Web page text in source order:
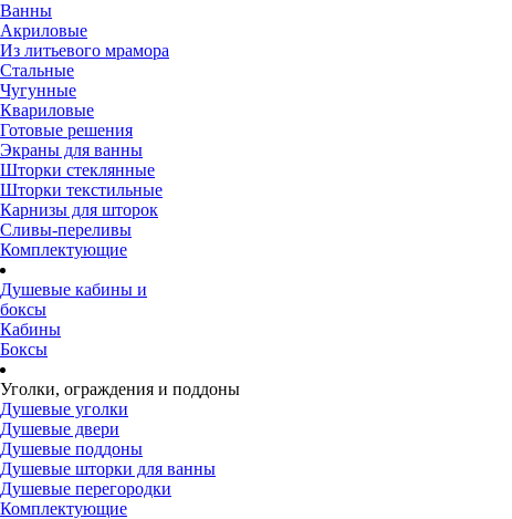
Ванны
Акриловые
Из литьевого мрамора
Стальные
Чугунные
Квариловые
Готовые решения
Экраны для ванны
Шторки стеклянные
Шторки текстильные
Карнизы для шторок
Сливы-переливы
Комплектующие
Душевые кабины и
боксы
Кабины
Боксы
Уголки, ограждения и поддоны
Душевые уголки
Душевые двери
Душевые поддоны
Душевые шторки для ванны
Душевые перегородки
Комплектующие